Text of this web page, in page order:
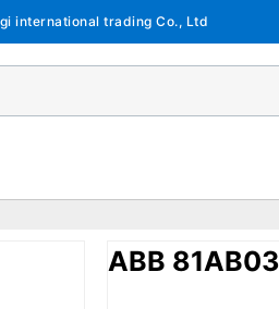
international trading Co., Ltd
ABB